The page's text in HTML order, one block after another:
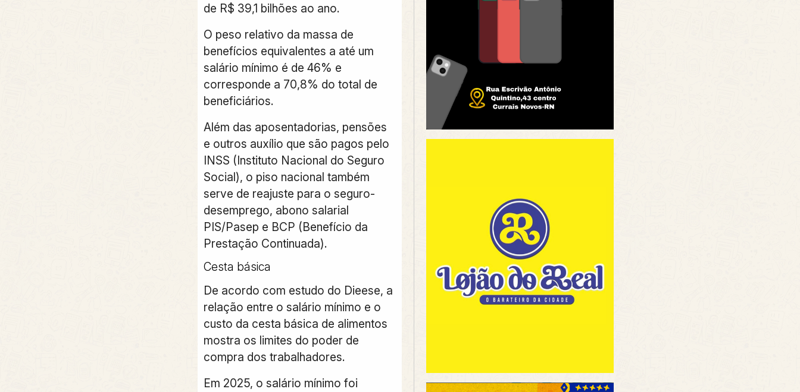
de R$ 39,1 bilhões ao ano.
O peso relativo da massa de
benefícios equivalentes a até um
salário mínimo é de 46% e
corresponde a 70,8% do total de
beneficiários.
Além das aposentadorias, pensões
e outros auxílio que são pagos pelo
INSS (Instituto Nacional do Seguro
Social), o piso nacional também
serve de reajuste para o seguro-
desemprego, abono salarial
PIS/Pasep e BCP (Benefício da
Prestação Continuada).
Cesta básica
De acordo com estudo do Dieese, a
relação entre o salário mínimo e o
custo da cesta básica de alimentos
mostra os limites do poder de
compra dos trabalhadores.
Em 2025, o salário mínimo foi